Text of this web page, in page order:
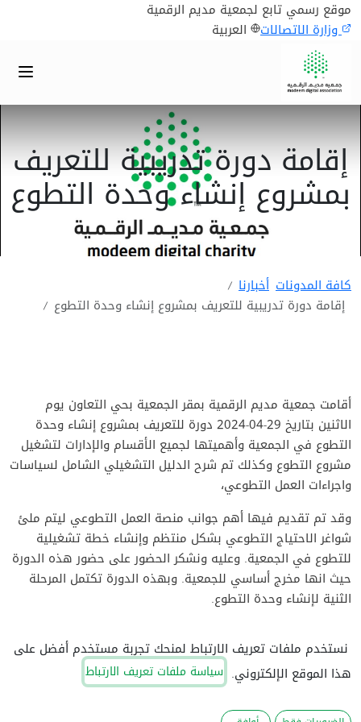
موقع رسمي تابع لجمعية مديم الرقمية
وزارة الاتصالات
العربية
إقامة دورة تدريبية للتعريف
بمشروع إنشاء وحدة التطوع
كافة المدونات أخبارنا
إقامة دورة تدريبية للتعريف بمشروع إنشاء وحدة التطوع
أقامت جمعية مديم الرقمية بمقر الجمعية بحي التعاون يوم
الاثنين بتاريخ 29-04-2024 دورة للتعريف بمشروع إنشاء وحدة
التطوع في الجمعية وأهميتها لجميع الأقسام والإدارات لتشغيل
مشروع التطوع وكذلك تم شرح الدليل التشغيلي الشامل لسياسات
واجراءات العمل التطوعي،
وقد تم تقديم فيها أهم جوانب منصة العمل التطوعي ليتم ملئ
شواغر الاحتياج التطوعي بشكل منتظم وإنشاء خطة تشغيلية
للتطوع في الجمعية. وعليه ونشكر الحضور على حضور هذه الدورة
حيث انها مخرج أساسي للجمعية. وبهذه الدورة تكتمل المرحلة
الثنية لإنشاء وحدة التطوع.
مقدمي الدورة:
نستخدم ملفات تعريف الارتباط لمنحك تجربة مستخدم أفضل على
هذا الموقع الإلكتروني. سياسة ملفات تعريف الارتباط